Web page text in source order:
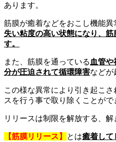
あります。
筋膜が癒着などをおこし機能異
失い粘度の高い状態になり、
す。
また、筋膜を通っている 血管
分が圧迫されて循環障害などが
この様な異常により引き起こ
スを行う事で取り除くことがで
リリースは制限を解放する、
【筋膜リリース】 とは癒着して